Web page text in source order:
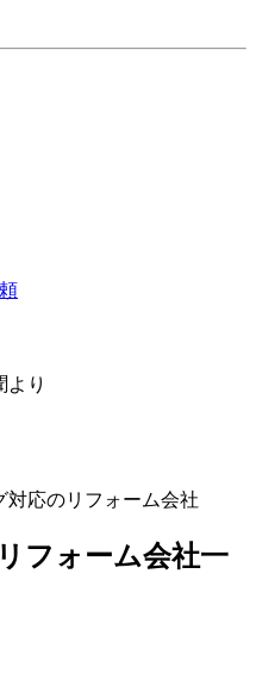
より
対応のリフォーム会社
フォーム会社一